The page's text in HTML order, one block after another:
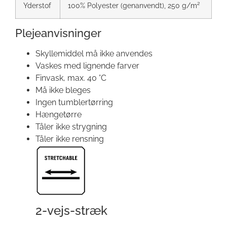
Yderstof 100% Polyester (genanvendt), 250 g/m²
Plejeanvisninger
Skyllemiddel må ikke anvendes
Vaskes med lignende farver
Finvask, max. 40 °C
Må ikke bleges
Ingen tumblertørring
Hængetørre
Tåler ikke strygning
Tåler ikke rensning
2-vejs-stræk